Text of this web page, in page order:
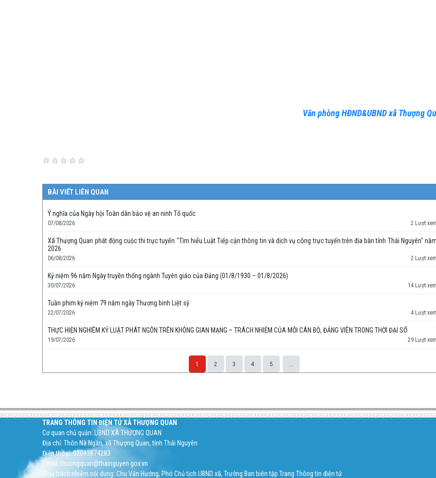
Văn phòng HĐND&UBND xã Thượng
BÀI VIẾT LIÊN QUAN
Ý nghĩa của Ngày hội Toàn dân bảo vệ an ninh Tổ quốc
07/08/2026 2 Lượt xem
Xã Thượng Quan phát động cuộc thi trực tuyến "Tìm hiểu Luật Tiếp cận thông tin và dịch vụ công trực tuyến trên địa bàn tỉnh Thái Nguyên" năm
2026
06/08/2026 2 Lượt xem
Kỷ niệm 96 năm Ngày truyền thống ngành Tuyên giáo của Đảng (01/8/1930 – 01/8/2026)
30/07/2026 14 Lượt xem
Tuần phim kỷ niệm 79 năm ngày Thương binh Liệt sỹ
22/07/2026 4 Lượt xem
THỰC HIỆN NGHIÊM KỶ LUẬT PHÁT NGÔN TRÊN KHÔNG GIAN MẠNG – TRÁCH NHIỆM CỦA MỖI CÁN BỘ, ĐẢNG VIÊN TRONG THỜI ĐẠI SỐ
19/07/2026 29 Lượt xem
1 2 3 4 5 ...
TRANG THÔNG TIN ĐIỆN TỬ XÃ THƯỢNG QUAN
Cơ quan chủ quản: UBND XÃ THƯỢNG QUAN
Địa chỉ: Thôn Nà Ngần, xã Thượng Quan, tỉnh Thái Nguyên
Điện thoại: 02093874283
Email: thuongquan@thainguyen.gov.vn
Chịu trách nhiệm nội dung: Chu Văn Hướng, Phó Chủ tịch UBND xã, Trưởng Ban biên tập Trang Thông tin điện tử